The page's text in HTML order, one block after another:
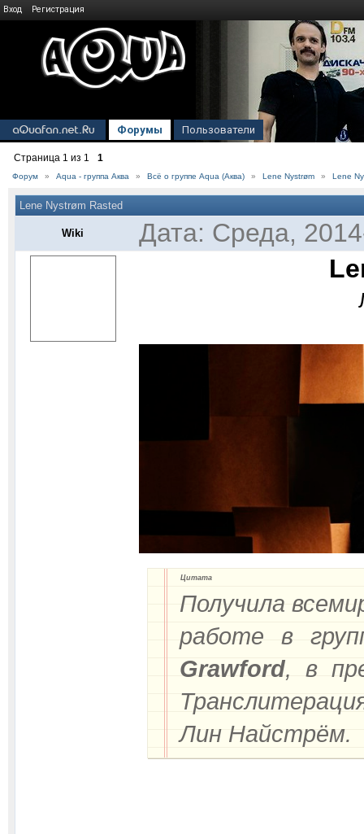
Вход Регистрация
Форумы Пользователи
Страница 1 из 1 1
Форум » Aqua - группа Аква » Всё о группе Aqua (Аква) » Lene Nystrøm » Lene
Lene Nystrøm Rasted
Wiki
Дата: Среда,
Цитата
Получила
работе в
Grawford, в
Лин Найстрём.